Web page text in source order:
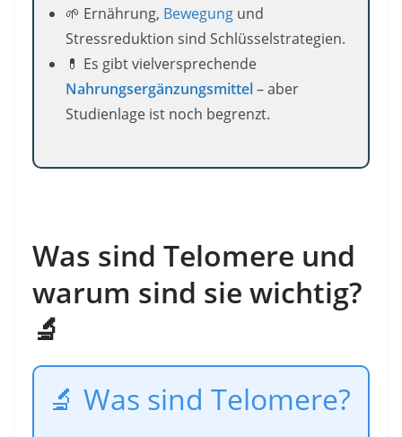
🌱 Ernährung, Bewegung und
Stressreduktion sind Schlüsselstrategien.
💊 Es gibt vielversprechende
Nahrungsergänzungsmittel– aber
Studienlage ist noch begrenzt.
Was sind Telomere und
warum sind sie wichtig?
🔬
🔬 Was sind Telomere?